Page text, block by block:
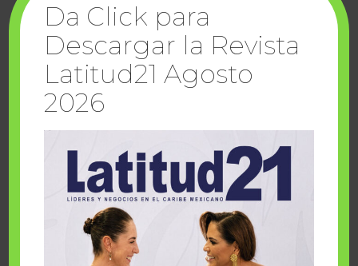
Cuando la solidaridad inspira; cumplen
sueños Fairmont Mayakoba y Make-A-Wish
Da Click para
Descargar la Revista
Latitud21 Agosto
2026